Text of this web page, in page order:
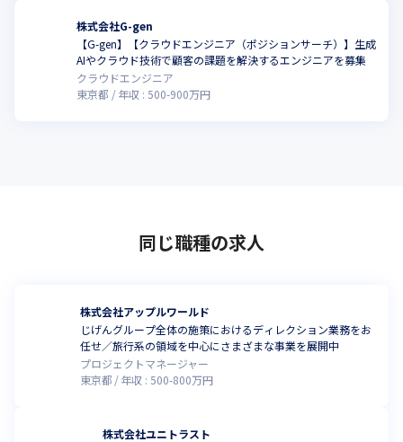
株式会社G-gen
【G-gen】【クラウドエンジニア（ポジションサーチ）】生成
AIやクラウド技術で顧客の課題を解決するエンジニアを募集
クラウドエンジニア
東京都
年収 :500-900万円
同じ職種の求人
株式会社アップルワールド
じげんグループ全体の施策におけるディレクション業務をお
任せ／旅行系の領域を中心にさまざまな事業を展開中
プロジェクトマネージャー
東京都
年収 :500-800万円
株式会社ユニトラスト